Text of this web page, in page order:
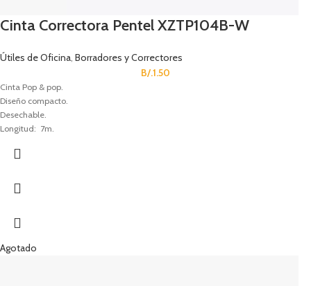
Cinta Correctora Pentel XZTP104B-W
Útiles de Oficina, Borradores y Correctores
B/.1.50
Cinta Pop & pop.
Diseño compacto.
Desechable.
Longitud: 7m.
Agotado